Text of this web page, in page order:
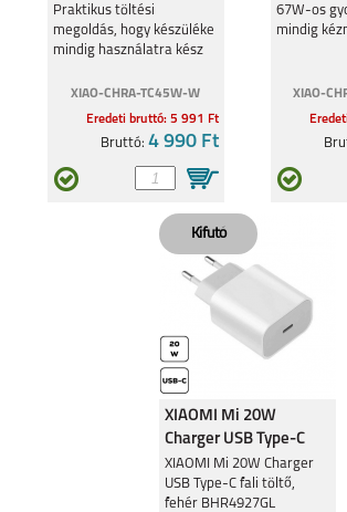
XIAOMI POCO X5 5G
XIAOMI REDMI NOTE
XIAOMI REDMI NOTE
12 PRO 5G
fehér BHR07SLEU
Praktikus töltési
megoldás, hogy készüléke
mindig használatra kész
XIAO-CHRA-TC45W-W
Eredeti bruttó: 5 991 Ft
Bruttó: 4 990 Ft
fehér
67W-os
mindig
XIAO-
XIAOMI Mi 20W
Charger USB Type-C
fali töltő, fehér
BHR4927GL
XIAOMI Mi 20W Charger
USB Type-C fali töltő,
fehér BHR4927GL